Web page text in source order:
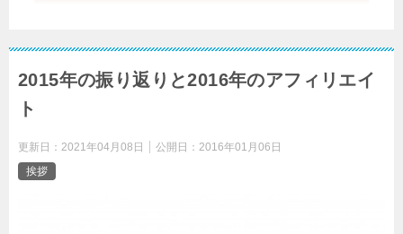
2015年の振り返りと2016年のアフィリエイ
ト
更新日： 2021年04月08日 公開日： 2016年01月06日
挨拶